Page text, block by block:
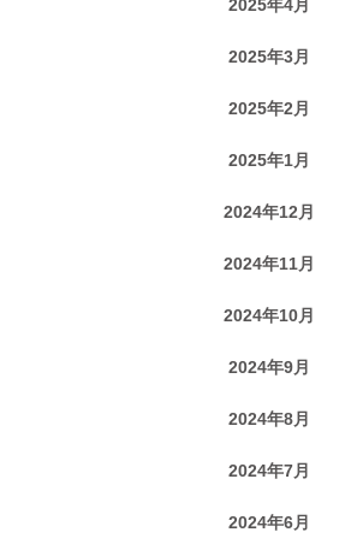
2025年4月
2025年3月
2025年2月
2025年1月
2024年12月
2024年11月
2024年10月
2024年9月
2024年8月
2024年7月
2024年6月